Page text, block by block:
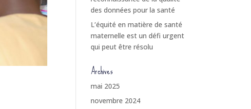
des données pour la santé
L’équité en matière de santé
maternelle est un défi urgent
qui peut être résolu
Archives
mai 2025
novembre 2024